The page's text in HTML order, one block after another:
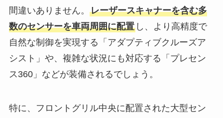
間違いありません。 レーザースキャナーを含む多
数のセンサーを車両周囲に配置し、より高精度で
自然な制御を実現する「アダプティブクルーズア
シスト」や、複雑な状況にも対応する「プレセン
ス360」などが装備されるでしょう。
特に、フロントグリル中央に配置された大型セン